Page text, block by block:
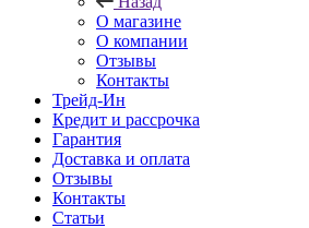
О магазине
О компании
Отзывы
Контакты
Трейд-Ин
Кредит и рассрочка
Гарантия
Доставка и оплата
Отзывы
Контакты
Статьи